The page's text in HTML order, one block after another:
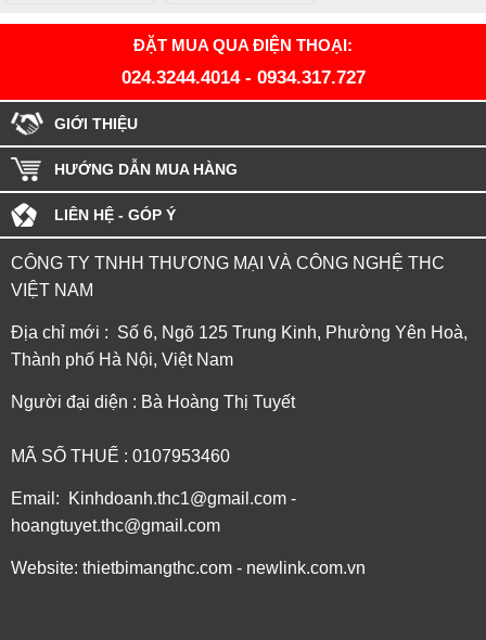
ĐẶT MUA QUA ĐIỆN THOẠI:
024.3244.4014- 0934.317.727
GIỚI THIỆU
HƯỚNG DẪN MUA HÀNG
LIÊN HỆ - GÓP Ý
CÔNG TY TNHH THƯƠNG MẠI VÀ CÔNG NGHỆ THC
VIỆT NAM
Địa chỉ mới : Số 6, Ngõ 125 Trung Kinh, Phường Yên Hoà,
Thành phố Hà Nội, Việt Nam
Người đại diện : Bà Hoàng Thị Tuyết
MÃ SỐ THUẾ : 0107953460
Email: Kinhdoanh.thc1@gmail.com -
hoangtuyet.thc@gmail.com
Website: thietbimangthc.com - newlink.com.vn